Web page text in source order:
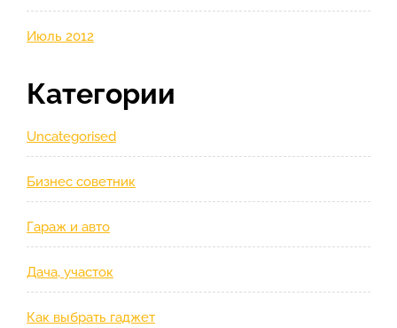
Июль 2012
Категории
Uncategorised
Бизнес советник
Гараж и авто
Дача, участок
Как выбрать гаджет